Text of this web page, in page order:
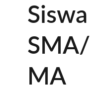
Siswa
SMA/
MA